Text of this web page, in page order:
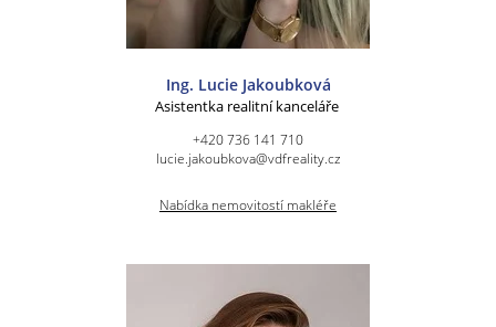
Ing. Lucie Jakoubková
Asistentka realitní kanceláře
+420 736 141 710
lucie.jakoubkova@vdfreality.cz
Nabídka nemovitostí makléře